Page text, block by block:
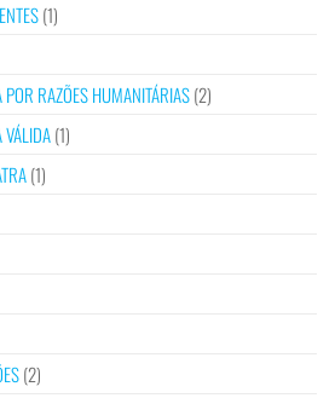
(1)
RAZÕES HUMANITÁRIAS(2)
VÁLIDA(1)
(1)
(2)